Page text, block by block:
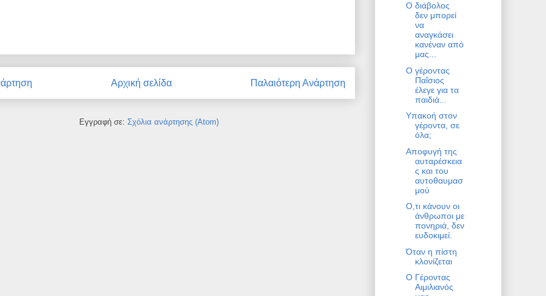
Παλαιότερη Ανάρτηση
Αρχική σελίδα
Εγγραφή σε: Σχόλια ανάρτησης (Atom)
Ο διάβολος
δεν μπορεί
να
αναγκάσει
κανέναν από
μας...
Ο γέροντας
Παΐσιος
έλεγε για τα
παιδιά...
Υπακοή στον
γέροντα, σε
όλα;
Αποφυγή της
αυταρέσκεια
ς και του
αυτοθαυμασ
μού
O,τι κάνουν οι
άνθρωποι με
πονηριά, δεν
ευδοκιμεί.
Όταν η πίστη
κλονίζεται
Ο Γέροντας
Αιμιλιανός